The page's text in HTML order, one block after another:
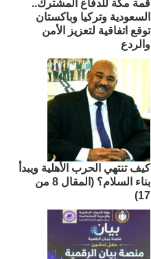
قمة مكة للدفاع المشترك..
السعودية وتركيا وباكستان
توقع اتفاقية لتعزيز الأمن
والردع
كيف تنتهي الحرب الأهلية ويبدأ
بناء السلام؟ (المقال 8 من
17)